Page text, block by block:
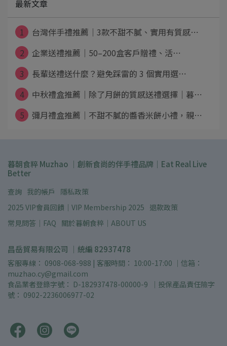
最新文章
1
台灣伴手禮推薦｜3款不甜不膩、實用有質感⋯
2
企業送禮推薦｜50–200盒客戶贈禮、活⋯
3
長輩送禮送什麼？避免踩雷的 3 個實用選⋯
4
中秋禮盒推薦｜除了月餅的質感送禮選擇｜暮⋯
5
彌月禮盒推薦｜不甜不膩的醬香米餅小禮，親⋯
暮朝食粹 Muzhao ｜創新食尚的伴手禮品牌｜Eat Real Live
Better
查詢 我的帳戶
隱私政策
2025 VIP會員回饋｜VIP Membership 2025 退款政策
常見問答｜FAQ 關於暮朝食粹｜ABOUT US
昌岳貿易有限公司 ｜統編 82937478
客服專線： 0908-068-988 | 客服時間： 10:00-17:00 ｜信箱：
muzhao.cy@gmail.com
食品業者登錄字號： D-182937478-00000-9  ｜投保產品責任險字
號： 0902-2236006977-02